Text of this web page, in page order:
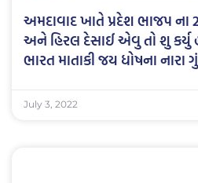
અમદાવાદ ખાતે પ્રદેશ ભાજપ ના
અને હિરલ દેસાઈ એવુ તો શુ કર્યુ
ભારત માતાકી જય ધોષના નારા
July 3, 2022